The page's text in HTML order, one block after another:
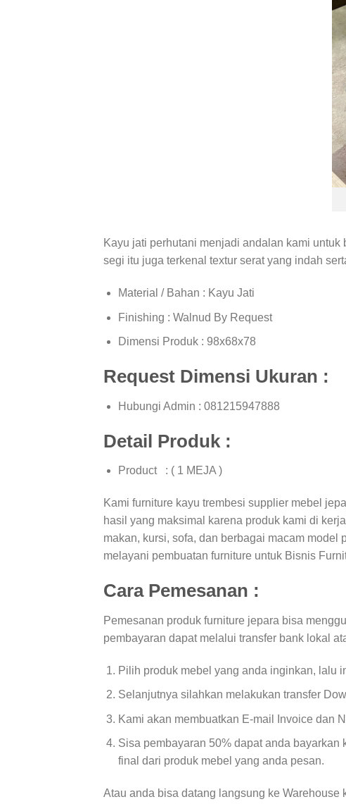
Kayu jati perhutani menjadi andalan kami
segi itu juga terkenal textur serat yang indah
Material / Bahan : Kayu Jati
Finishing : Walnud By Request
Dimensi Produk : 98x68x78
Request Dimensi Ukuran :
Hubungi Admin : 081215947888
Detail Produk :
Product : ( 1 MEJA )
Kami furniture kayu trembesi supplier mebel
hasil yang maksimal karena produk kami di
makan, kursi, sofa, dan berbagai macam
melayani pembuatan furniture untuk Bisnis
Cara Pemesanan :
Pemesanan produk furniture jepara bisa
pembayaran dapat melalui transfer bank lokal
Pilih produk mebel yang anda inginkan, lalu
Selanjutnya silahkan melakukan transfer
Kami akan membuatkan E-mail Invoice dan
Sisa pembayaran 50% dapat anda
final dari produk mebel yang anda pesan.
Atau anda bisa datang langsung ke